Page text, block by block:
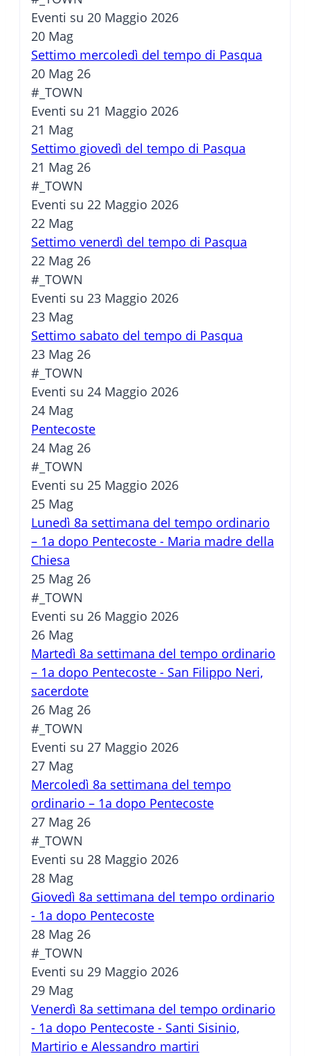
Eventi su 20 Maggio 2026
20 Mag
Settimo mercoledì del tempo di Pasqua
20 Mag 26
#_TOWN
Eventi su 21 Maggio 2026
21 Mag
Settimo giovedì del tempo di Pasqua
21 Mag 26
#_TOWN
Eventi su 22 Maggio 2026
22 Mag
Settimo venerdì del tempo di Pasqua
22 Mag 26
#_TOWN
Eventi su 23 Maggio 2026
23 Mag
Settimo sabato del tempo di Pasqua
23 Mag 26
#_TOWN
Eventi su 24 Maggio 2026
24 Mag
Pentecoste
24 Mag 26
#_TOWN
Eventi su 25 Maggio 2026
25 Mag
Lunedì 8a settimana del tempo ordinario
– 1a dopo Pentecoste - Maria madre della
Chiesa
25 Mag 26
#_TOWN
Eventi su 26 Maggio 2026
26 Mag
Martedì 8a settimana del tempo ordinario
– 1a dopo Pentecoste - San Filippo Neri,
sacerdote
26 Mag 26
#_TOWN
Eventi su 27 Maggio 2026
27 Mag
Mercoledì 8a settimana del tempo
ordinario – 1a dopo Pentecoste
27 Mag 26
#_TOWN
Eventi su 28 Maggio 2026
28 Mag
Giovedì 8a settimana del tempo ordinario
- 1a dopo Pentecoste
28 Mag 26
#_TOWN
Eventi su 29 Maggio 2026
29 Mag
Venerdì 8a settimana del tempo ordinario
- 1a dopo Pentecoste - Santi Sisinio,
Martirio e Alessandro martiri